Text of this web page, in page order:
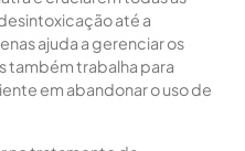
até a
ajuda a gerenciar os
também trabalha para
em abandonar o uso de